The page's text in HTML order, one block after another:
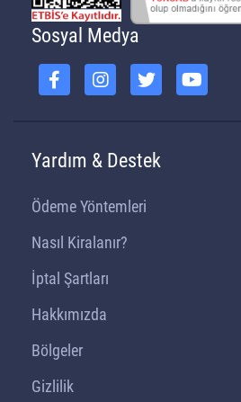
Sosyal Medya
Yardım & Destek
Ödeme Yöntemleri
Nasıl Kiralanır?
İptal Şartları
Hakkımızda
Bölgeler
Gizlilik